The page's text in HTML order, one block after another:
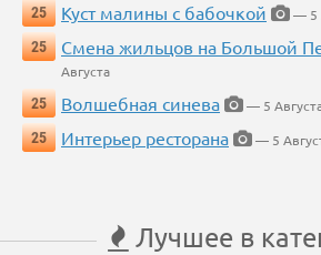
25
Куст малины с бабочкой
— 5
25
Смена жильцов на Большой
Августа
25
Волшебная синева
— 5
25
Интерьер ресторана — 5
Лучшее в